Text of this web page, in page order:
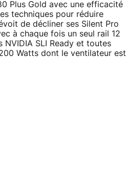
Plus Gold avec une efficacité
techniques pour réduire
de décliner ses Silent Pro
à chaque fois un seul rail 12
SLI Ready et toutes
Watts dont le ventilateur est